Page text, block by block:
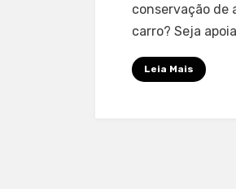
conservação de
carro? Seja
Leia Mais